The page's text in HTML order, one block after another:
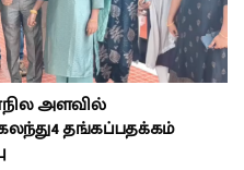
அளவில்
கலந்து4 தங்கப்பதக்கம்